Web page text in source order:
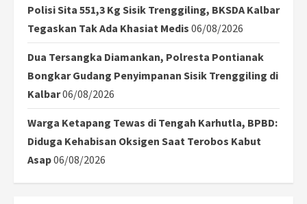
Polisi Sita 551,3 Kg Sisik Trenggiling, BKSDA Kalbar
Tegaskan Tak Ada Khasiat Medis 06/08/2026
Dua Tersangka Diamankan, Polresta Pontianak
Bongkar Gudang Penyimpanan Sisik Trenggiling di
Kalbar06/08/2026
Warga Ketapang Tewas di Tengah Karhutla, BPBD:
Diduga Kehabisan Oksigen Saat Terobos Kabut
Asap06/08/2026